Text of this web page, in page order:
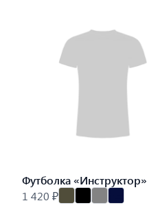
Футболка «Инструктор»
1 420 ₽